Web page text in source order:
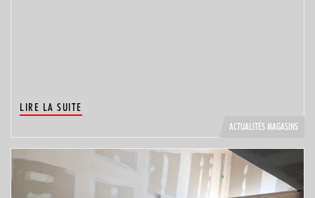
LIRE LA SUITE
ACTUALITÉS MAGASINS